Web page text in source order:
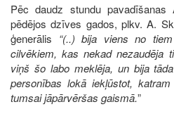
Pēc daudz stundu
pēdējos dzīves gados, plkv. A.
ģenerālis “(..) bija viens no
cilvēkiem, kas nekad nezaudēja
viņš šo labo meklēja, un bija
personības lokā iekļūstot,
tumsai jāpārvēršas gaismā.”